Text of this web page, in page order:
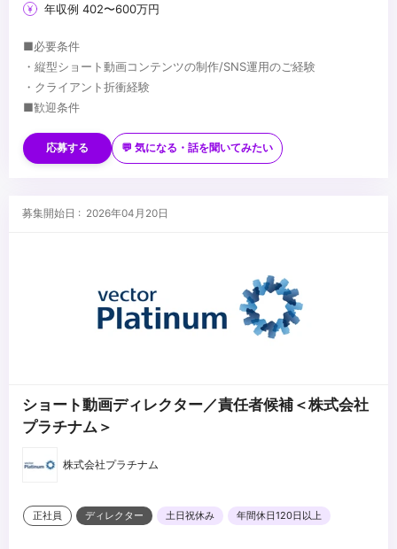
年収例 402〜600万円
■必要条件
・縦型ショート動画コンテンツの制作/SNS運用のご経験
・クライアント折衝経験
■歓迎条件
・動画制作（撮影・編集）の実務経験（capcutなどを使用）
・Adobe Photoshop／Illustratorの使用経験
・数値データを元にしたPDCA改善経験
・「映像が好き」で、見るだけでなく「作りたい」気持ちがある方
・コミュニケーションを大事にしながら、チームで成果を出したい
応募する 💬 気になる・話を聞いてみたい
募集開始日 : 2026年04月20日
ショート動画ディレクター／責任者候補＜株式会社
プラチナム＞
株式会社プラチナム
正社員 ディレクター 土日祝休み 年間休日120日以上